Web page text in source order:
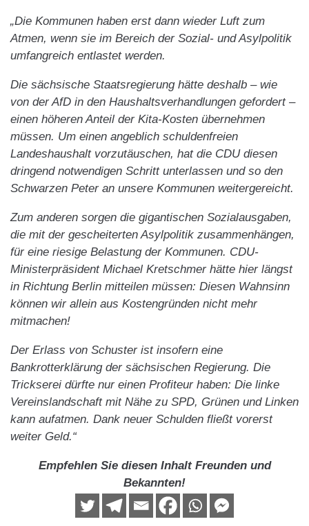
„Die Kommunen haben erst dann wieder Luft zum
Atmen, wenn sie im Bereich der Sozial- und Asylpolitik
umfangreich entlastet werden.
Die sächsische Staatsregierung hätte deshalb – wie
von der AfD in den Haushaltsverhandlungen gefordert –
einen höheren Anteil der Kita-Kosten übernehmen
müssen. Um einen angeblich schuldenfreien
Landeshaushalt vorzutäuschen, hat die CDU diesen
dringend notwendigen Schritt unterlassen und so den
Schwarzen Peter an unsere Kommunen weitergereicht.
Zum anderen sorgen die gigantischen Sozialausgaben,
die mit der gescheiterten Asylpolitik zusammenhängen,
für eine riesige Belastung der Kommunen. CDU-
Ministerpräsident Michael Kretschmer hätte hier längst
in Richtung Berlin mitteilen müssen: Diesen Wahnsinn
können wir allein aus Kostengründen nicht mehr
mitmachen!
Der Erlass von Schuster ist insofern eine
Bankrotterklärung der sächsischen Regierung. Die
Trickserei dürfte nur einen Profiteur haben: Die linke
Vereinslandschaft mit Nähe zu SPD, Grünen und Linken
kann aufatmen. Dank neuer Schulden fließt vorerst
weiter Geld.“
Empfehlen Sie diesen Inhalt Freunden und
Bekannten!